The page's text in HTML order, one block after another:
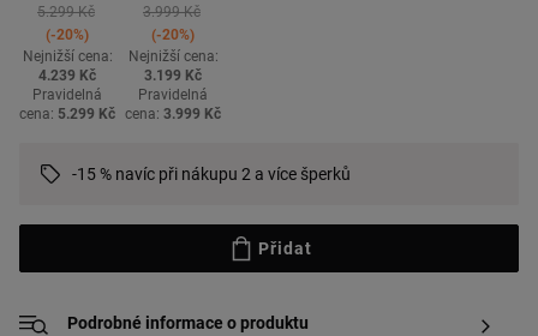
Price reduced from
5.299 Kčto
-20%
Nejnižší cena:
4.239 Kč
Pravidelná
cena: 5.299 Kč
Price reduced from
3.999 Kčto
-20%
Nejnižší cena:
3.199 Kč
Pravidelná
cena: 3.999 Kč
-15 % navíc při nákupu 2 a více šperků
Přidat
Podrobné informace o produktu